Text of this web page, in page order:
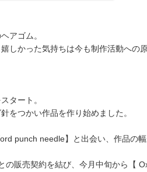
アゴム。
しかった気持ちは今も制作活動への
タート。
をつかい作品を作り始めました。
punch needle】と出会い、作品の幅
の販売契約を結び、今月中旬から【